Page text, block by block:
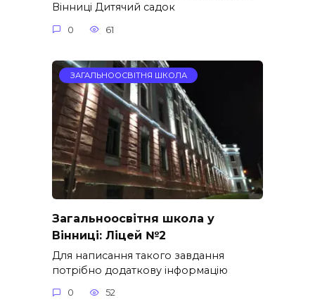
Вінниці Дитячий садок
0 61
ЗАГАЛЬНООСВІТНЯ ШКОЛА
Загальноосвітня школа у
Вінниці: Ліцей №2
Для написання такого завдання
потрібно додаткову інформацію
0 52